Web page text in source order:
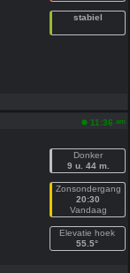
stabiel
11:36 am
Donker
9 u. 44 m.
Zonsondergang
20:30
Vandaag
Elevatie hoek
55.5°